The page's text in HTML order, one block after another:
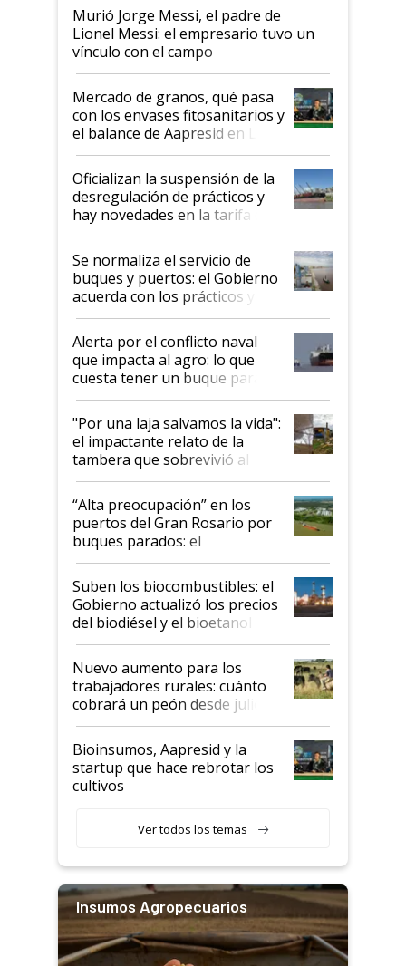
Murió Jorge Messi, el padre de
Lionel Messi: el empresario tuvo un
vínculo con el campo
Mercado de granos, qué pasa
con los envases fitosanitarios y
el balance de Aapresid en La
Posta
Oficializan la suspensión de la
desregulación de prácticos y
hay novedades en la tarifa de
la hidrovía
Se normaliza el servicio de
buques y puertos: el Gobierno
acuerda con los prácticos y
suspende el decreto de
desregulación
Alerta por el conflicto naval
que impacta al agro: lo que
cuesta tener un buque parado
y el peligro de que Argentina
pase a ser "país sucio"
"Por una laja salvamos la vida":
el impactante relato de la
tambera que sobrevivió al
tornado
“Alta preocupación” en los
puertos del Gran Rosario por
buques parados: el
funcionamiento de las
exportadoras en tensión tras
la medida de fuerza de los
prácticos
Suben los biocombustibles: el
Gobierno actualizó los precios
del biodiésel y el bioetanol
Nuevo aumento para los
trabajadores rurales: cuánto
cobrará un peón desde julio
Bioinsumos, Aapresid y la
startup que hace rebrotar los
cultivos
Ver todos los temas
Insumos Agropecuarios